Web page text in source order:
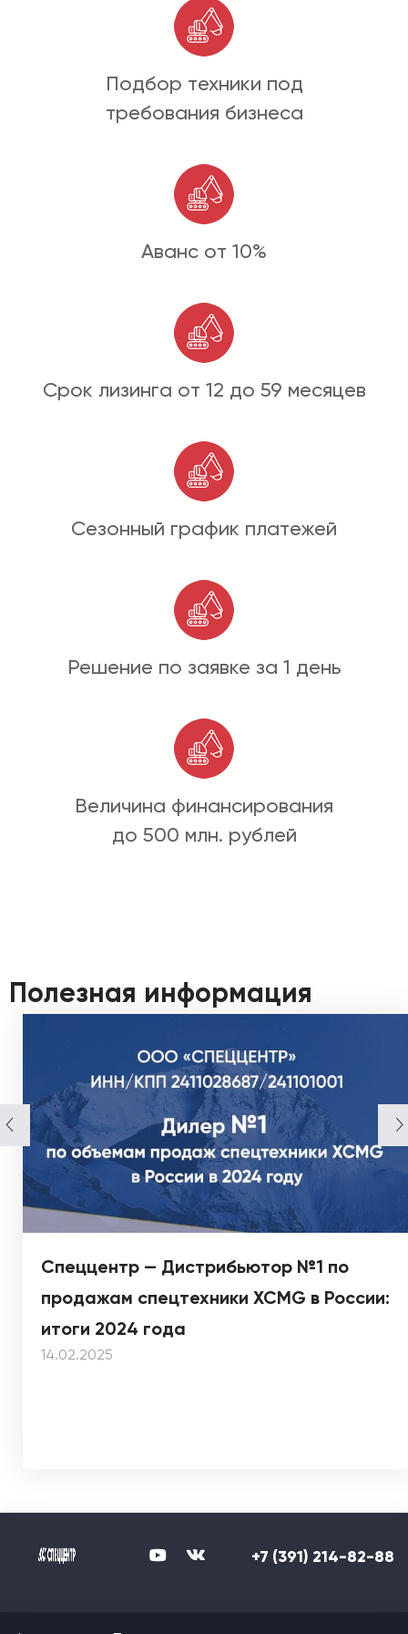
Подбор техники под
требования бизнеса
Аванс от 10%
Срок лизинга от 12 до 59 месяцев
Сезонный график платежей
Решение по заявке за 1 день
Величина финансирования
до 500 млн. рублей
Полезная информация
Спеццентр — Дистрибьютор №1 по
продажам спецтехники XCMG в России:
итоги 2024 года
14.02.2025
+7 (391) 214-82-88